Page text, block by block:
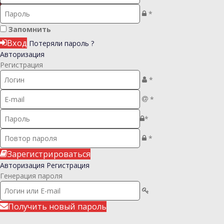
*
Запомнить
Вход Потеряли пароль ?
Авторизация
Регистрация
*
*
*
*
Зарегистрироваться
Авторизация Регистрация
Генерация пароля
Получить новый пароль